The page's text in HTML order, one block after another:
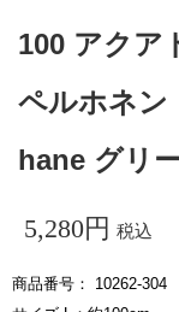
100 アクア
ペルホネン
hane グリ
5,280 税込
商品番号
10262-304